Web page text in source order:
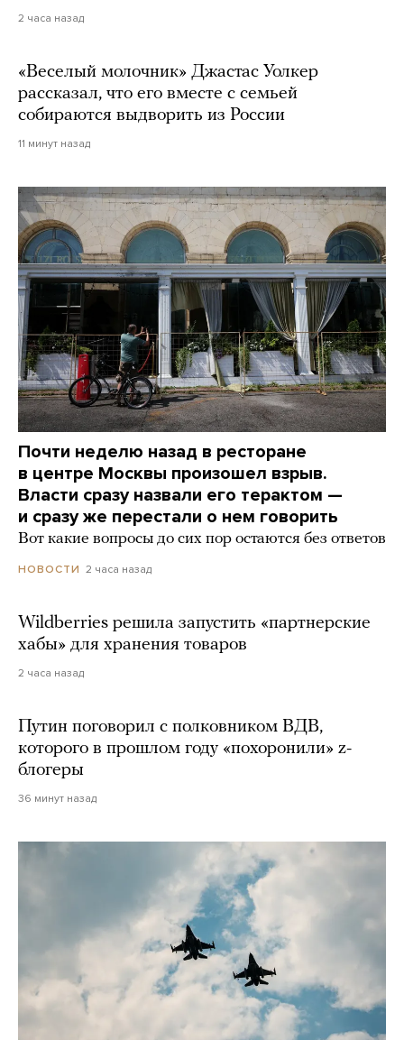
2 часа назад
«Веселый молочник» Джастас Уолкер
рассказал, что его вместе с семьей
собираются выдворить из России
11 минут назад
Почти неделю назад в ресторане
в центре Москвы произошел взрыв.
Власти сразу назвали его терактом —
и сразу же перестали о нем говорить
Вот какие вопросы до сих пор остаются без ответов
НОВОСТИ 2 часа назад
Wildberries решила запустить «партнерские
хабы» для хранения товаров
2 часа назад
Путин поговорил с полковником ВДВ,
которого в прошлом году «похоронили» z-
блогеры
36 минут назад